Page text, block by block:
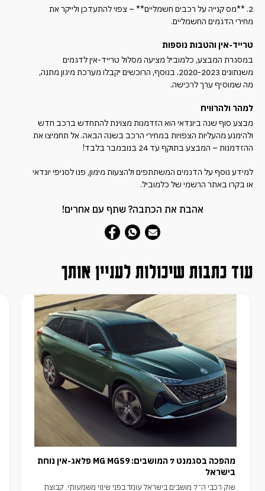
2. **מס קנייה על רכבים חשמליים** – צפוי להתעדכן ולייקר את
מחירי הדגמים החשמליים.
טרייד-אין והטבות נוספות
במסגרת המבצע, כלמוביל מציעה מסלול טרייד-אין לדגמים
משנתונים 2020-2023. בנוסף, הרוכשים יקבלו מערכת מיגון מתנה,
מה שמוסיף ערך לרכישה.
למהר ולהרוויח
מבצע סוף שנה ביונדאי הוא הזדמנות מצוינת להתחדש ברכב חדש
ולהימנע מהעליות הצפויות במחירי הרכב בשנה הבאה. אל תחמיצו את
ההזדמנות – המבצע בתוקף עד 24 בנובמבר בלבד!
למידע נוסף על הדגמים המשתתפים ולהצעות מימון, פנו לסניפי יונדאי
או בקרו באתר הרשמי של כלמוביל.
אהבת את הכתבה? שתף עם אחרים!
עוד כתבות שיכולות לעניין אותך
מהפכה בסגמנט 7 המושבים: MG MGS9 פלאג-אין נוחת
בישראל
שוק רכבי ה־7 מושבים בישראל עומד בפני שינוי משמעותי. קבוצת